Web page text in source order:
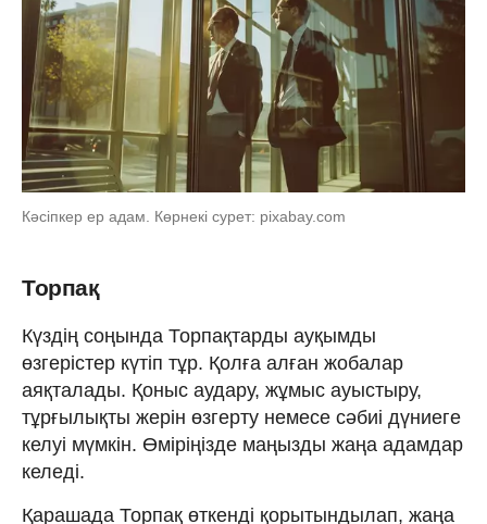
Кәсіпкер ер адам. Көрнекі сурет: pixabay.com
Торпақ
Күздің соңында Торпақтарды ауқымды
өзгерістер күтіп тұр. Қолға алған жобалар
аяқталады. Қоныс аудару, жұмыс ауыстыру,
тұрғылықты жерін өзгерту немесе сәбиі дүниеге
келуі мүмкін. Өміріңізде маңызды жаңа адамдар
келеді.
Қарашада Торпақ өткенді қорытындылап, жаңа